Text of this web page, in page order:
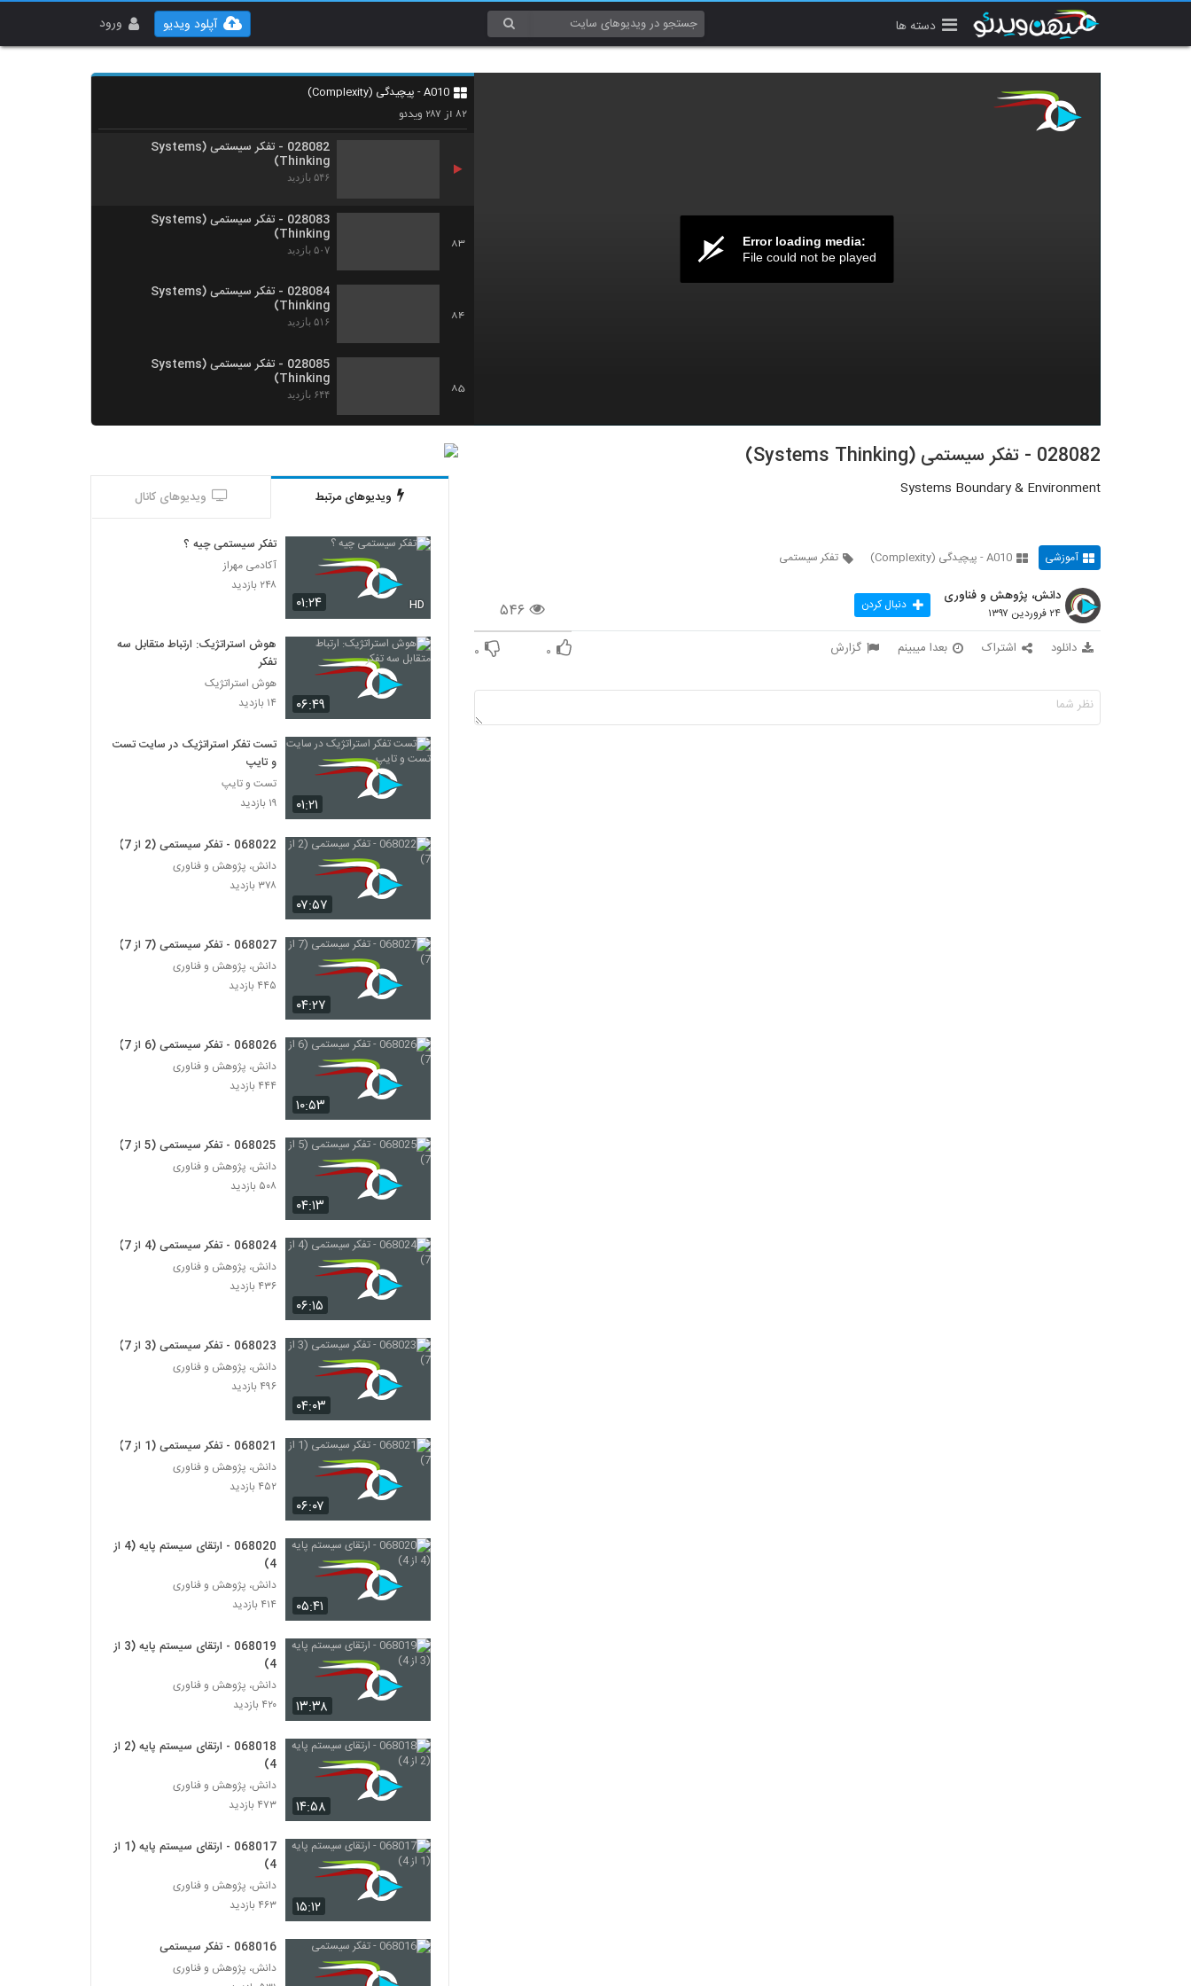
دسته ها ورود آپلود ویدیو
Error loading media:
File could not be played
A010 - پیچیدگی (Complexity)
۸۲ از ۲۸۷ ویدئو
81
028081 - تفکر سیستمی (Systems
Thinking)
028082 - تفکر سیستمی (Systems
Thinking)
۵۴۶ بازدید
83
028083 - تفکر سیستمی (Systems
Thinking)
۵۰۷ بازدید
84
028084 - تفکر سیستمی (Systems
Thinking)
۵۱۶ بازدید
85
028085 - تفکر سیستمی (Systems
Thinking)
۶۴۴ بازدید
86
028087 - تفکر سیستمی (Systems
۵۳۱ بازدید
Thinking)
۵۰۵ بازدید
028089 - تفکر انتقادی (Critical Thinking)
۵۶۷ بازدید
028090 - تفکر انتقادی (Critical Thinking)
۴۹۹ بازدید
028091 - تفکر انتقادی (Critical Thinking)
۵۰۶ بازدید
028092 - تفکر انتقادی (Critical Thinking)
028093 - تفکر انتقادی (Critical Thinking)
۴۸۲ بازدید
028094 - تفکر انتقادی (Critical Thinking)
۵۰۷ بازدید
028096 - تفکر انتقادی (Critical Thinking)
۴۶۶ بازدید
۴۵۶ بازدید
028098 - تفکر انتقادی (Critical Thinking)
۵۲۱ بازدید
028099 - تفکر انتقادی (Critical Thinking)
028100 - تفکر انتقادی (Critical Thinking)
۵۷۰ بازدید
028101 - تفکر انتقادی (Critical Thinking)
۴۳۶ بازدید
028102 - تفکر انتقادی (Critical Thinking)
۵۰۴ بازدید
028103 - تفکر انتقادی (Critical Thinking)
۴۷۲ بازدید
028104 - تفکر انتقادی (Critical Thinking)
028105 - تفکر انتقادی (Critical Thinking)
028106 - تفکر انتقادی (Critical Thinking)
۴۶۸ بازدید
028107 - تفکر انتقادی (Critical Thinking)
۵۱۳ بازدید
028082 - تفکر سیستمی (Systems Thinking)
Systems Boundary & Environment
آموزشی A010 - پیچیدگی (Complexity) تفکر سیستمی
۵۴۶
دانش، پژوهش و فناوری
۲۴ فروردین ۱۳۹۷ دنبال کردن
دانلود اشتراک بعدا میبینم گزارش ۰ ۰
ویدیوهای مرتبط ویدیوهای کانال
۰۱:۲۴ HD
تفکر سیستمی چیه ؟
آکادمی مهراز
۲۴۸ بازدید
۰۶:۴۹
هوش استراتژیک: ارتباط متقابل سه
تفکر
هوش استراتژیک
۱۴ بازدید
۰۱:۲۱
تست تفکر استراتژیک در سایت تست
و تایپ
تست و تایپ
۱۹ بازدید
۰۷:۵۷
068022 - تفکر سیستمی (2 از 7)
دانش، پژوهش و فناوری
۳۷۸ بازدید
۰۴:۲۷
068027 - تفکر سیستمی (7 از 7)
دانش، پژوهش و فناوری
۴۴۵ بازدید
۱۰:۵۳
068026 - تفکر سیستمی (6 از 7)
دانش، پژوهش و فناوری
۴۴۴ بازدید
۰۴:۱۳
068025 - تفکر سیستمی (5 از 7)
دانش، پژوهش و فناوری
۵۰۸ بازدید
۰۶:۱۵
068024 - تفکر سیستمی (4 از 7)
دانش، پژوهش و فناوری
۴۳۶ بازدید
۰۴:۰۳
068023 - تفکر سیستمی (3 از 7)
دانش، پژوهش و فناوری
۴۹۶ بازدید
۰۶:۰۷
068021 - تفکر سیستمی (1 از 7)
دانش، پژوهش و فناوری
۴۵۲ بازدید
۰۵:۴۱
068020 - ارتقای سیستم پایه (4 از
4)
دانش، پژوهش و فناوری
۴۱۴ بازدید
۱۳:۳۸
068019 - ارتقای سیستم پایه (3 از
4)
دانش، پژوهش و فناوری
۴۲۰ بازدید
۱۴:۵۸
068018 - ارتقای سیستم پایه (2 از
4)
دانش، پژوهش و فناوری
۴۷۳ بازدید
۱۵:۱۲
068017 - ارتقای سیستم پایه (1 از
4)
دانش، پژوهش و فناوری
۴۶۳ بازدید
068016 - تفکر سیستمی
دانش، پژوهش و فناوری